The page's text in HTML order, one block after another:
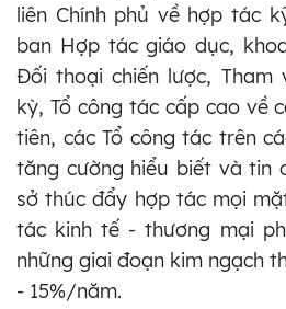
liên Chính phủ về hợp tác
ban Hợp tác giáo dục,
Đối thoại chiến lược, Tham
kỳ, Tổ công tác cấp cao về
tiên, các Tổ công tác trên
tăng cường hiểu biết và tin
sở thúc đẩy hợp tác mọi
tác kinh tế - thương mại
những giai đoạn kim ngạch
- 15%/năm.